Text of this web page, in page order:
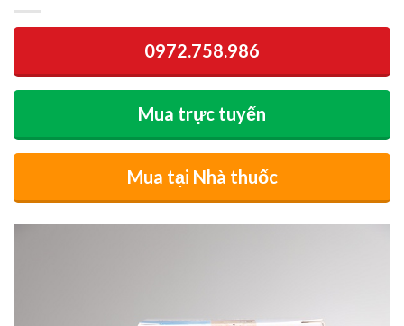
0972.758.986
Mua trực tuyến
Mua tại Nhà thuốc